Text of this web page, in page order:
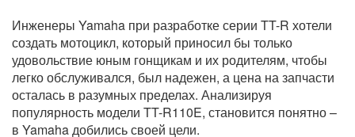
Инженеры Yamaha при разработке серии TT-R хотели
создать мотоцикл, который приносил бы только
удовольствие юным гонщикам и их родителям, чтобы
легко обслуживался, был надежен, а цена на запчасти
осталась в разумных пределах. Анализируя
популярность модели TT-R110E, становится понятно –
в Yamaha добились своей цели.